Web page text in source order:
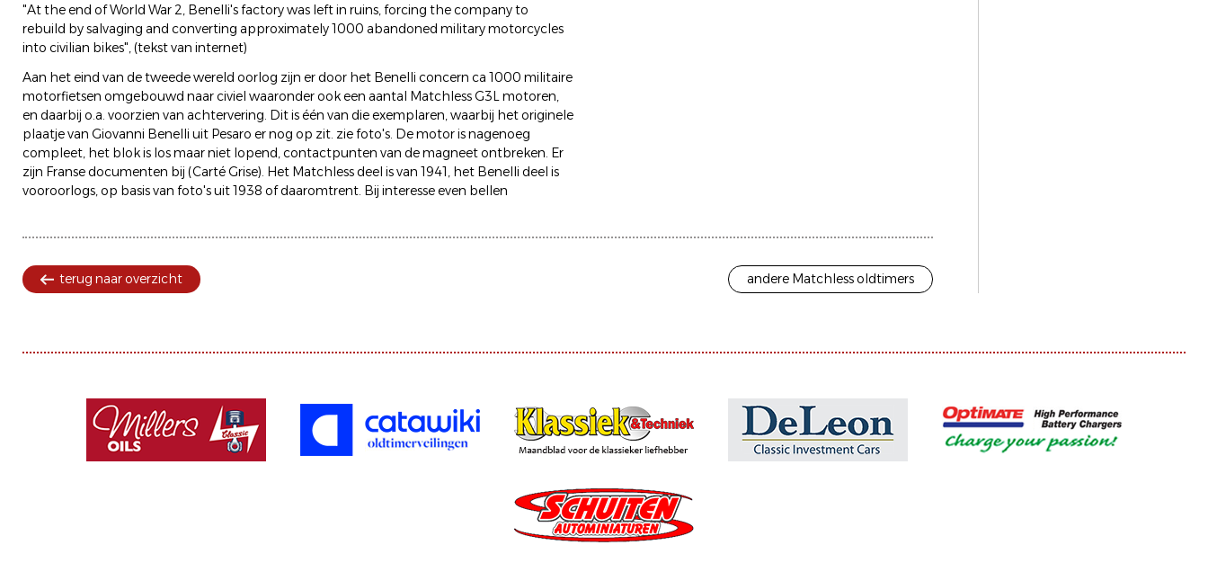
"At the end of World War 2, Benelli's factory was left in ruins, forcing the company to
rebuild by salvaging and converting approximately 1000 abandoned military motorcycles
into civilian bikes", (tekst van internet)
Aan het eind van de tweede wereld oorlog zijn er door het Benelli concern ca 1000 militaire
motorfietsen omgebouwd naar civiel waaronder ook een aantal Matchless G3L motoren,
en daarbij o.a. voorzien van achtervering. Dit is één van die exemplaren, waarbij het originele
plaatje van Giovanni Benelli uit Pesaro er nog op zit. zie foto's. De motor is nagenoeg
compleet, het blok is los maar niet lopend, contactpunten van de magneet ontbreken. Er
zijn Franse documenten bij (Carté Grise). Het Matchless deel is van 1941, het Benelli deel is
vooroorlogs, op basis van foto's uit 1938 of daaromtrent. Bij interesse even bellen
terug naar overzicht andere Matchless oldtimers